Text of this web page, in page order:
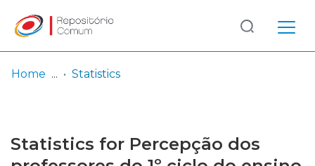
Browse repository
Log
In
(current)
Home Statistics
Statistics for Percepção dos